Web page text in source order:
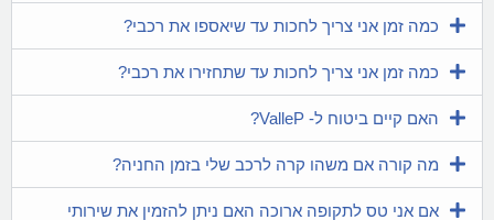
כמה זמן אני צריך לחכות עד שיאספו את רכבי?
כמה זמן אני צריך לחכות עד שתחזירו את רכבי?
האם קיים ביטוח ל- ValleP?
מה קורה אם משהו קרה לרכב שלי בזמן החניה?
אם אני טס לתקופה ארוכה האם ניתן להזמין את שירותי